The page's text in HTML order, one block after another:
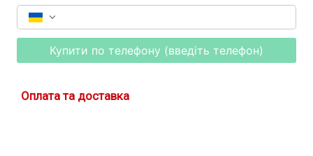
Купити по телефону (введіть телефон)
Оплата та доставка